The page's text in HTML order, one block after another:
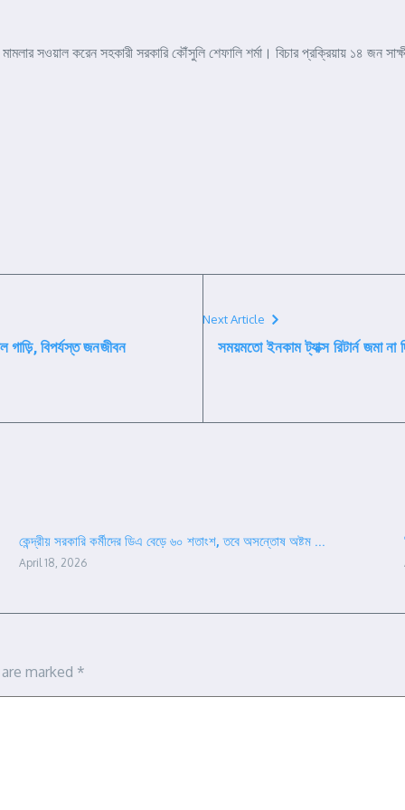
সওয়াল করেন সহকারী সরকারি কৌঁসুলি শেফালি শর্মা। বিচার প্রক্রিয়ায় ১৪ জন
গাড়ি, বিপর্যস্ত জনজীবন
Next Article
সময়মতো ইনকাম ট্যাক্স রিটার্ন জমা
কেন্দ্রীয় সরকারি কর্মীদের ডিএ বেড়ে ৬০ শতাংশ, তবে অসন্তোষ অষ্টম ...
April 18, 2026
marked *